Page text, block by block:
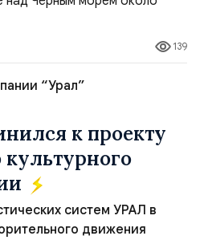
по одной
что Artemis II участвовал в
139
“Урал”
к проекту
систем УРАЛ в
движения